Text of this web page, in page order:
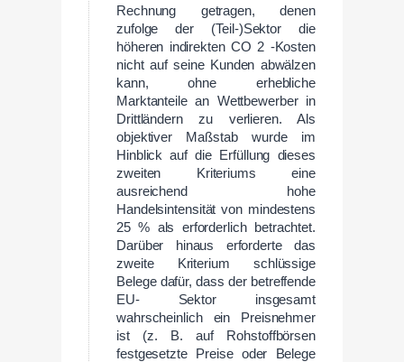
Rechnung getragen, denen
zufolge der (Teil-)Sektor die
höheren indirekten CO 2 -Kosten
nicht auf seine Kunden abwälzen
kann, ohne erhebliche
Marktanteile an Wettbewerber in
Drittländern zu verlieren. Als
objektiver Maßstab wurde im
Hinblick auf die Erfüllung dieses
zweiten Kriteriums eine
ausreichend hohe
Handelsintensität von mindestens
25 % als erforderlich betrachtet.
Darüber hinaus erforderte das
zweite Kriterium schlüssige
Belege dafür, dass der betreffende
EU- Sektor insgesamt
wahrscheinlich ein Preisnehmer
ist (z. B. auf Rohstoffbörsen
festgesetzte Preise oder Belege